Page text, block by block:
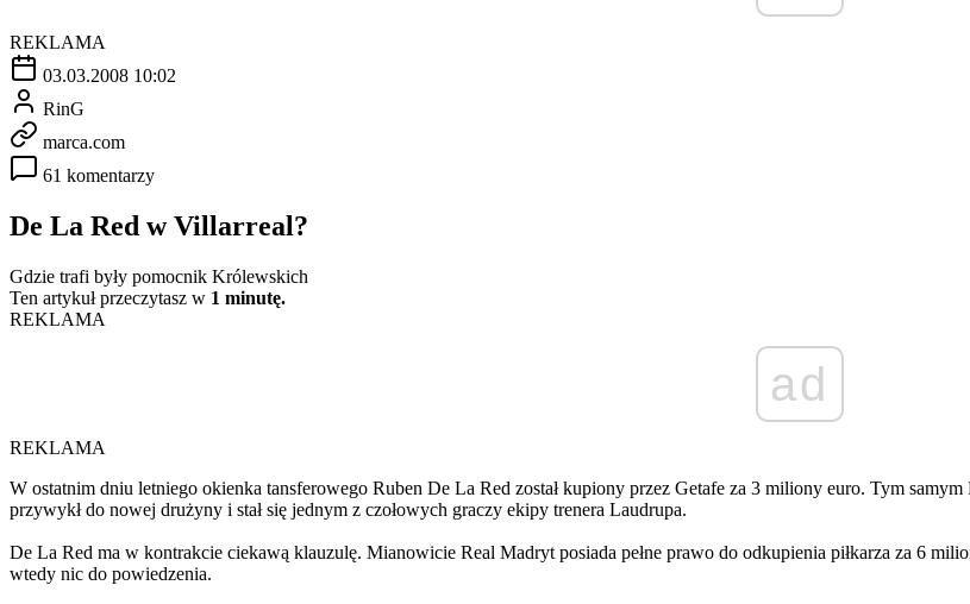
REKLAMA
03.03.2008 10:02
RinG
marca.com
61 komentarzy
De La Red w Villarreal?
Gdzie trafi były pomocnik Królewskich
Ten artykuł przeczytasz w 1 minutę.
REKLAMA
ad
REKLAMA
W ostatnim dniu letniego okienka tansferowego Ruben De La Red został kupiony przez Getafe za 3 miliony euro. Tym
przywykł do nowej drużyny i stał się jednym z czołowych graczy ekipy trenera Laudrupa.
De La Red ma w kontrakcie ciekawą klauzulę. Mianowicie Real Madryt posiada pełne prawo do odkupienia piłkarza za 6
wtedy nic do powiedzenia.